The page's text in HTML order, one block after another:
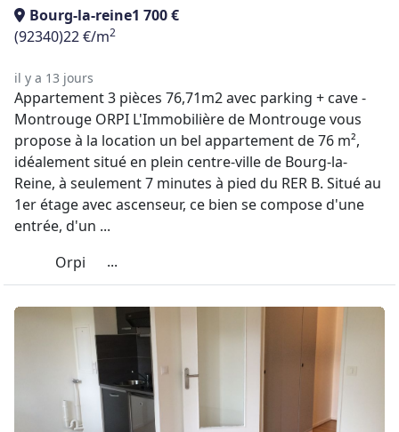
Bourg-la-reine1 700 €
(92340)22 €/m2
il y a 13 jours
Appartement 3 pièces 76,71m2 avec parking + cave -
Montrouge ORPI L'Immobilière de Montrouge vous
propose à la location un bel appartement de 76 m²,
idéalement situé en plein centre-ville de Bourg-la-
Reine, à seulement 7 minutes à pied du RER B. Situé au
1er étage avec ascenseur, ce bien se compose d'une
entrée, d'un ...
Orpi
...